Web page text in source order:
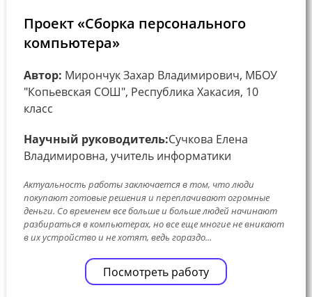
Проект «Сборка персонального
компьютера»
Автор: Мирончук Захар Владимирович, МБОУ
"Копьевская СОШ", Республика Хакасия, 10
класс
Научный руководитель:Сучкова Елена
Владимировна, учитель информатики
Актуальность работы заключается в том, что люди
покупают готовые решения и переплачивают огромные
деньги. Со временем все больше и больше людей начинают
разбираться в компьютерах, но все еще многие не вникают
в их устройство и не хотят, ведь гораздо...
Посмотреть работу